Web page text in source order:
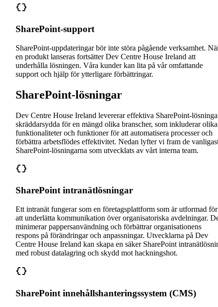
SharePoint-support
SharePoint-uppdateringar bör inte störa pågående verksamhet.
en produkt lanseras fortsätter Dev Centre House Ireland att
underhålla lösningen. Våra kunder kan lita på vår omfattande
support och hjälp för ytterligare förbättringar.
SharePoint-lösningar
Dev Centre House Ireland levererar effektiva SharePoint-
skräddarsydda för en mängd olika branscher, som inkluderar olika
funktionaliteter och funktioner för att automatisera processer och
förbättra arbetsflödes effektivitet. Nedan lyfter vi fram de
SharePoint-lösningarna som utvecklats av vårt interna team.
SharePoint intranätlösningar
Ett intranät fungerar som en företagsplattform som är utformad för
att underlätta kommunikation över organisatoriska avdelningar.
minimerar pappersanvändning och förbättrar organisationens
respons på förändringar och anpassningar. Utvecklarna på Dev
Centre House Ireland kan skapa en säker SharePoint
med robust datalagring och skydd mot hackningshot.
SharePoint innehållshanteringssystem (CMS)